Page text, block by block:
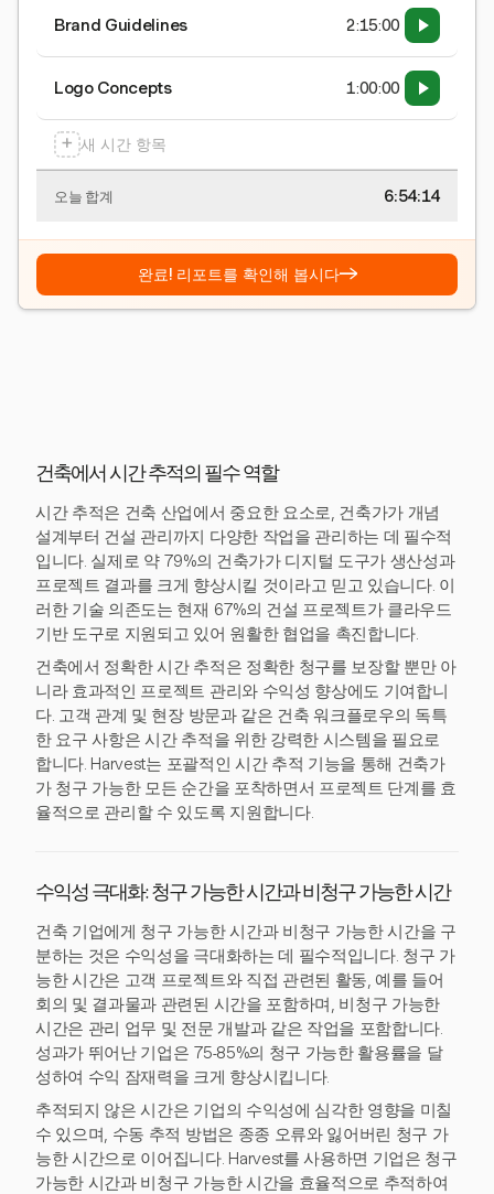
Brand Guidelines 2:15:00
Logo Concepts 1:00:00
+ 새 시간 항목
오늘 합계 6:54:15
완료! 리포트를 확인해 봅시다→
건축에서 시간 추적의 필수 역할
시간 추적은 건축 산업에서 중요한 요소로, 건축가가 개념
설계부터 건설 관리까지 다양한 작업을 관리하는 데 필수적
입니다. 실제로 약 79%의 건축가가 디지털 도구가 생산성과
프로젝트 결과를 크게 향상시킬 것이라고 믿고 있습니다. 이
러한 기술 의존도는 현재 67%의 건설 프로젝트가 클라우드
기반 도구로 지원되고 있어 원활한 협업을 촉진합니다.
건축에서 정확한 시간 추적은 정확한 청구를 보장할 뿐만 아
니라 효과적인 프로젝트 관리와 수익성 향상에도 기여합니
다. 고객 관계 및 현장 방문과 같은 건축 워크플로우의 독특
한 요구 사항은 시간 추적을 위한 강력한 시스템을 필요로
합니다. Harvest는 포괄적인 시간 추적 기능을 통해 건축가
가 청구 가능한 모든 순간을 포착하면서 프로젝트 단계를 효
율적으로 관리할 수 있도록 지원합니다.
수익성 극대화: 청구 가능한 시간과 비청구 가능한 시간
건축 기업에게 청구 가능한 시간과 비청구 가능한 시간을 구
분하는 것은 수익성을 극대화하는 데 필수적입니다. 청구 가
능한 시간은 고객 프로젝트와 직접 관련된 활동, 예를 들어
회의 및 결과물과 관련된 시간을 포함하며, 비청구 가능한
시간은 관리 업무 및 전문 개발과 같은 작업을 포함합니다.
성과가 뛰어난 기업은 75-85%의 청구 가능한 활용률을 달
성하여 수익 잠재력을 크게 향상시킵니다.
추적되지 않은 시간은 기업의 수익성에 심각한 영향을 미칠
수 있으며, 수동 추적 방법은 종종 오류와 잃어버린 청구 가
능한 시간으로 이어집니다. Harvest를 사용하면 기업은 청구
가능한 시간과 비청구 가능한 시간을 효율적으로 추적하여